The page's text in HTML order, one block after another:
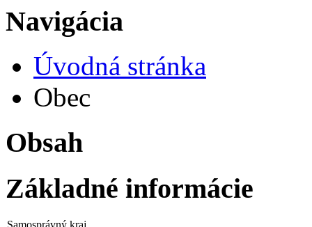
Navigácia
Úvodná stránka
Obec
Obsah
Základné informácie